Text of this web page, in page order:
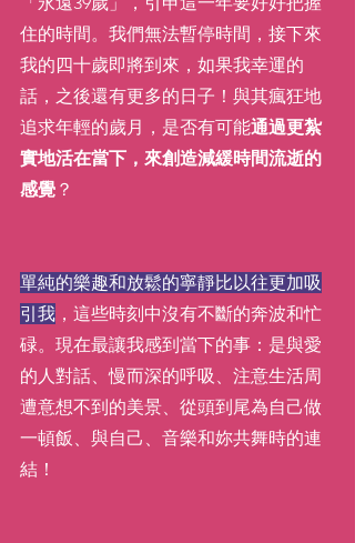
住的時間。我們無法暫停時間，接下來
我的四十歲即將到來，如果我幸運的
話，之後還有更多的日子！與其瘋狂地
追求年輕的歲月，是否有可能通過更紮
實地活在當下，來創造減緩時間流逝的
感覺 ？
單純的樂趣和放鬆的寧靜比以往更加吸
引我 ，這些時刻中沒有不斷的奔波和忙
碌。現在最讓我感到當下的事：是與愛
的人對話、慢而深的呼吸、注意生活周
遭意想不到的美景、從頭到尾為自己做
一頓飯、與自己、音樂和妳共舞時的連
結！